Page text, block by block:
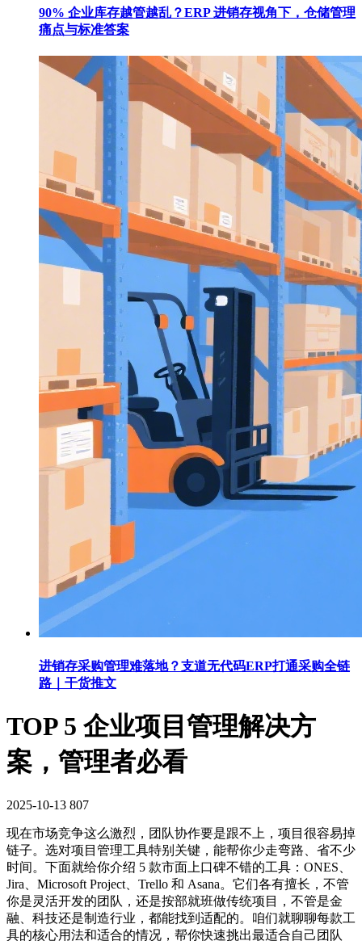
90% 企业库存越管越乱？ERP 进销存视角下，仓储管理
痛点与标准答案
进销存采购管理难落地？支道无代码ERP打通采购全链
路｜干货推文
TOP 5 企业项目管理解决方
案，管理者必看
2025-10-13 807
现在市场竞争这么激烈，团队协作要是跟不上，项目很容易掉
链子。选对项目管理工具特别关键，能帮你少走弯路、省不少
时间。下面就给你介绍 5 款市面上口碑不错的工具：ONES、
Jira、Microsoft Project、Trello 和 Asana。它们各有擅长，不管
你是灵活开发的团队，还是按部就班做传统项目，不管是金
融、科技还是制造行业，都能找到适配的。咱们就聊聊每款工
具的核心用法和适合的情况，帮你快速挑出最适合自己团队